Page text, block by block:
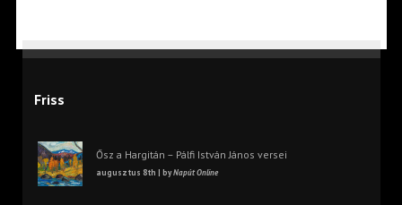
Friss
Ősz a Hargitán – Pálfi István János versei
augusztus 8th | byNapút Online